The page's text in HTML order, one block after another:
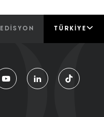
EDİSYON TÜRKIYE